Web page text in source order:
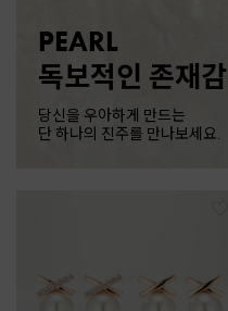
PEARL
독보적인 존재감
당신을 우아하게 만드는
단 하나의 진주를 만나보세요.